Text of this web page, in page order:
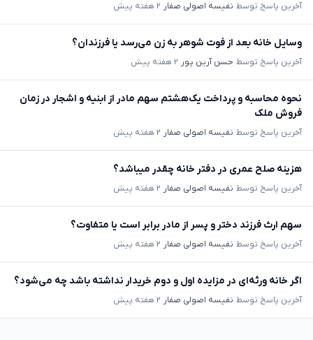
آخرین پاسخ توسط نفیسه اصولی صفار ۲ هفته پیش
وسایل خانه بعد از فوت شوهر به زن می‌رسد یا فرزندان؟
آخرین پاسخ توسط حسن آرین پور ۲ هفته پیش
نحوه محاسبه و پرداخت یک‌هشتم سهم مادر از ابنیه و اشجار در زمان
فروش ملک
آخرین پاسخ توسط نفیسه اصولی صفار ۲ هفته پیش
هزینه صلح عمری در دفتر خانه چقدر میباشد؟
آخرین پاسخ توسط نفیسه اصولی صفار ۲ هفته پیش
سهم ارث فرزند دختر و پسر از مادر برابر است یا متفاوت؟
آخرین پاسخ توسط نفیسه اصولی صفار ۲ هفته پیش
اگر خانه ورثه‌ای در مزایده اول و دوم خریدار نداشته باشد چه می‌شود؟
آخرین پاسخ توسط نفیسه اصولی صفار ۲ هفته پیش